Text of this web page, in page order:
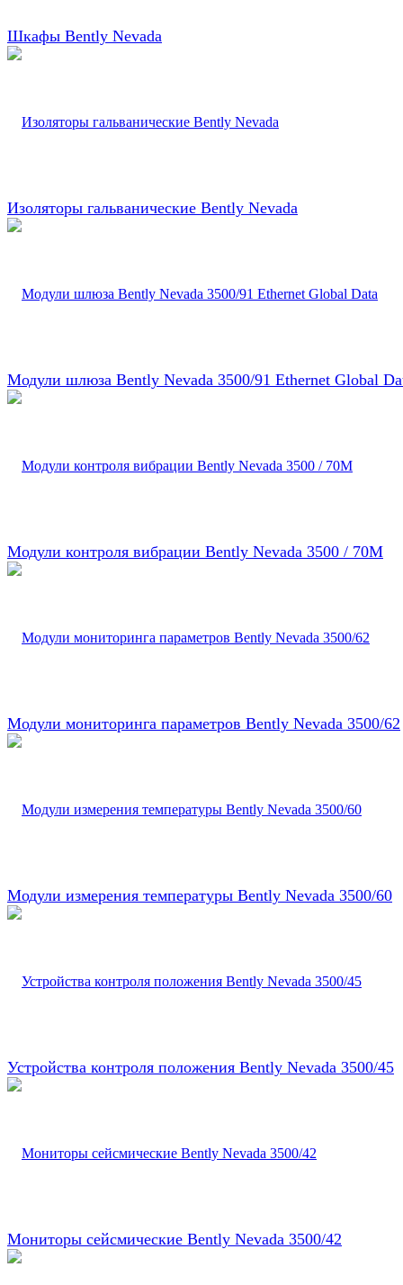
Шкафы Bently Nevada
Изоляторы гальванические Bently Nevada
Модули шлюза Bently Nevada 3500/91 Ethernet Global
Модули контроля вибрации Bently Nevada 3500 / 70M
Модули мониторинга параметров Bently Nevada 3500/62
Модули измерения температуры Bently Nevada 3500/60
Устройства контроля положения Bently Nevada 3500/45
Мониторы сейсмические Bently Nevada 3500/42